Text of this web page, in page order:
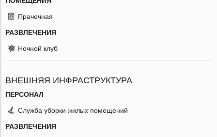
Прачечная
РАЗВЛЕЧЕНИЯ
Ночной клуб
ВНЕШНЯЯ ИНФРАСТРУКТУРА
ПЕРСОНАЛ
Служба уборки жилых помещений
РАЗВЛЕЧЕНИЯ